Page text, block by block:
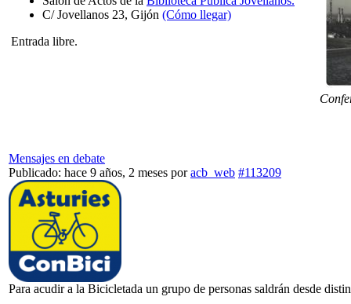
C/ Jovellanos 23, Gijón (Cómo llegar)
Entrada libre.
Mensajes en debate
Publicado: hace 9 años, 2 meses poracb_web #113209
Para acudir a la Bicicletada un grupo de personas saldrán desde